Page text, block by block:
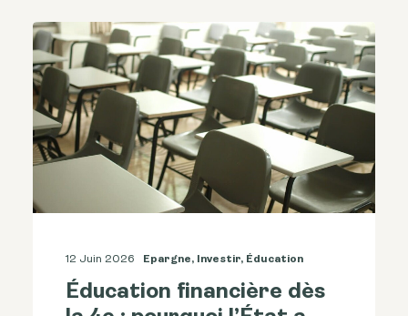
12 Juin 2026 Epargne, Investir, Éducation
Éducation financière dès